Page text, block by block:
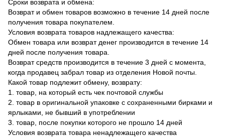
Сроки возврата и обмена:
Возврат и обмен товаров возможно в течение 14 дней после
получения товара покупателем.
Условия возврата товаров надлежащего качества:
Обмен товара или возврат денег производится в течение 14
дней после получения товара.
Возврат средств производится в течение 3 дней с момента,
когда продавец забрал товар из отделения Новой почты.
Какой товар подлежит обмену, возврату:
1. товар, на который есть чек почтовой службы
2. товар в оригинальной упаковке с сохраненными бирками и
ярлыками, не бывший в употреблении
3. товар, после покупки которого не прошло 14 дней
Условия возврата товара ненадлежащего качества